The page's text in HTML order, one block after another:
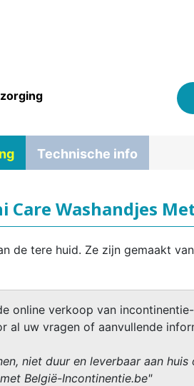
Technische info
Care Washandjes
de tere huid. Ze zijn gemaakt
online verkoop van
al uw vragen of aanvullende
niet duur en leverbaar aan
België-Incontinentie.be"